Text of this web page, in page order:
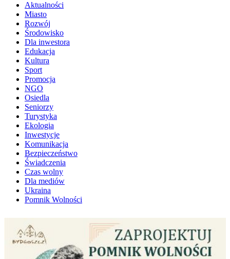
Aktualności
Miasto
Rozwój
Środowisko
Dla inwestora
Edukacja
Kultura
Sport
Promocja
NGO
Osiedla
Seniorzy
Turystyka
Ekologia
Inwestycje
Komunikacja
Bezpieczeństwo
Świadczenia
Czas wolny
Dla mediów
Ukraina
Pomnik Wolności